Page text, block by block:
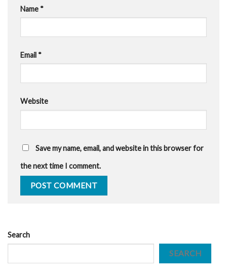
Name *
Email *
Website
Save my name, email, and website in this browser for
the next time I comment.
Search
SEARCH